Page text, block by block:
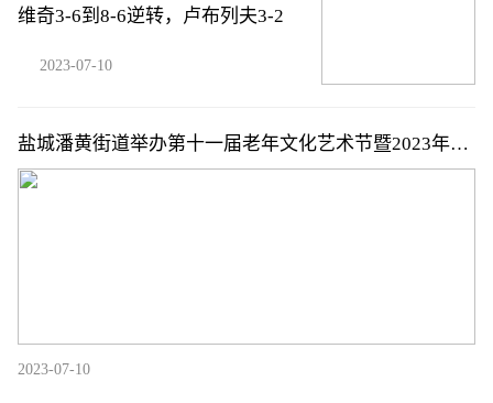
维奇3-6到8-6逆转，卢布列夫3-2
2023-07-10
盐城潘黄街道举办第十一届老年文化艺术节暨2023年老
年人体育节
2023-07-10